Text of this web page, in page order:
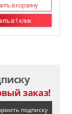
в корзину
в 1 клик
заказ!